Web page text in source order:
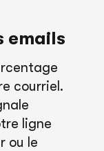
emails
courriel.
ligne
ou le